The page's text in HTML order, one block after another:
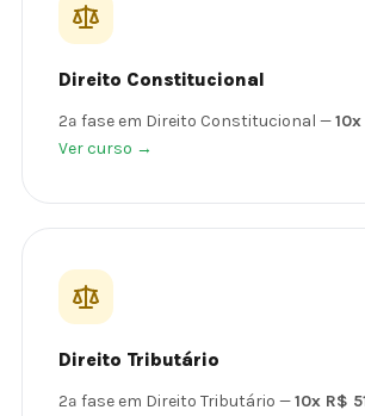
Direito Constitucional
2ª fase em Direito Constitucional —
Ver curso →
Direito Tributário
2ª fase em Direito Tributário —10x R$